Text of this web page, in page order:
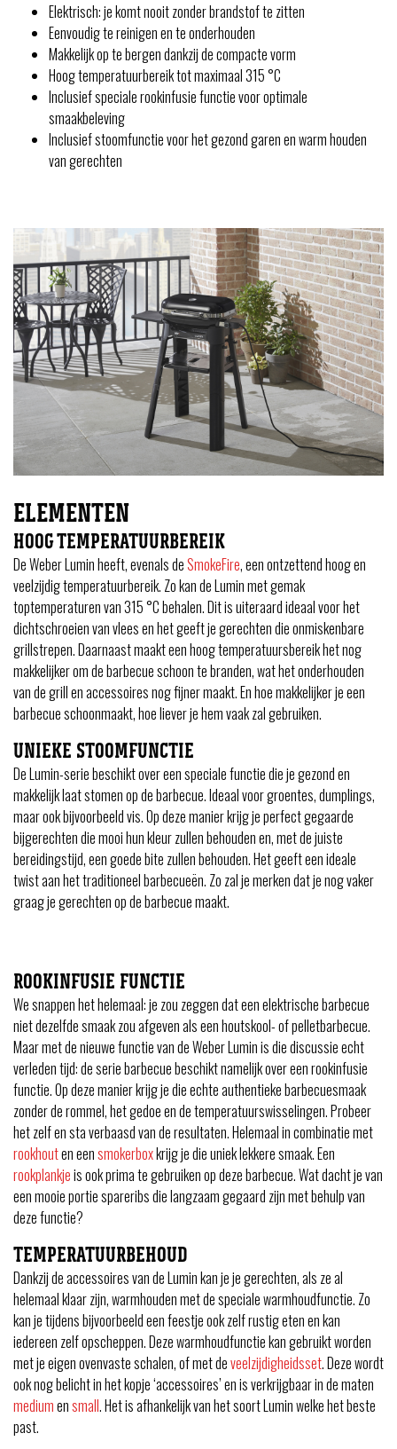
Elektrisch: je komt nooit zonder brandstof te zitten
Eenvoudig te reinigen en te onderhouden
Makkelijk op te bergen dankzij de compacte vorm
Hoog temperatuurbereik tot maximaal 315 °C
Inclusief speciale rookinfusie functie voor optimale
smaakbeleving
Inclusief stoomfunctie voor het gezond garen en warm houden
van gerechten
ELEMENTEN
HOOG TEMPERATUURBEREIK
De Weber Lumin heeft, evenals deSmokeFire, een ontzettend hoog en
veelzijdig temperatuurbereik. Zo kan de Lumin met gemak
toptemperaturen van 315 °C behalen. Dit is uiteraard ideaal voor het
dichtschroeien van vlees en het geeft je gerechten die onmiskenbare
grillstrepen. Daarnaast maakt een hoog temperatuursbereik het nog
makkelijker om de barbecue schoon te branden, wat het onderhouden
van de grill en accessoires nog fijner maakt. En hoe makkelijker je een
barbecue schoonmaakt, hoe liever je hem vaak zal gebruiken.
UNIEKE STOOMFUNCTIE
De Lumin-serie beschikt over een speciale functie die je gezond en
makkelijk laat stomen op de barbecue. Ideaal voor groentes, dumplings,
maar ook bijvoorbeeld vis. Op deze manier krijg je perfect gegaarde
bijgerechten die mooi hun kleur zullen behouden en, met de juiste
bereidingstijd, een goede bite zullen behouden. Het geeft een ideale
twist aan het traditioneel barbecueën. Zo zal je merken dat je nog vaker
graag je gerechten op de barbecue maakt.
ROOKINFUSIE FUNCTIE
We snappen het helemaal: je zou zeggen dat een elektrische barbecue
niet dezelfde smaak zou afgeven als een houtskool- of pelletbarbecue.
Maar met de nieuwe functie van de Weber Lumin is die discussie echt
verleden tijd: de serie barbecue beschikt namelijk over een rookinfusie
functie. Op deze manier krijg je die echte authentieke barbecuesmaak
zonder de rommel, het gedoe en de temperatuurswisselingen. Probeer
het zelf en sta verbaasd van de resultaten. Helemaal in combinatie met
rookhouten eensmokerboxkrijg je die uniek lekkere smaak. Een
rookplankjeis ook prima te gebruiken op deze barbecue. Wat dacht je van
een mooie portie spareribs die langzaam gegaard zijn met behulp van
deze functie?
TEMPERATUURBEHOUD
Dankzij de accessoires van de Lumin kan je je gerechten, als ze al
helemaal klaar zijn, warmhouden met de speciale warmhoudfunctie. Zo
kan je tijdens bijvoorbeeld een feestje ook zelf rustig eten en kan
iedereen zelf opscheppen. Deze warmhoudfunctie kan gebruikt worden
met je eigen ovenvaste schalen, of met deveelzijdigheidsset. Deze wordt
ook nog belicht in het kopje ‘accessoires’ en is verkrijgbaar in de maten
mediumensmall. Het is afhankelijk van het soort Lumin welke het beste
past.